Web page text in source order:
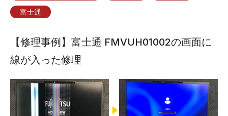
富士通
【修理事例】富士通 FMVUH01002の画面に
線が入った修理